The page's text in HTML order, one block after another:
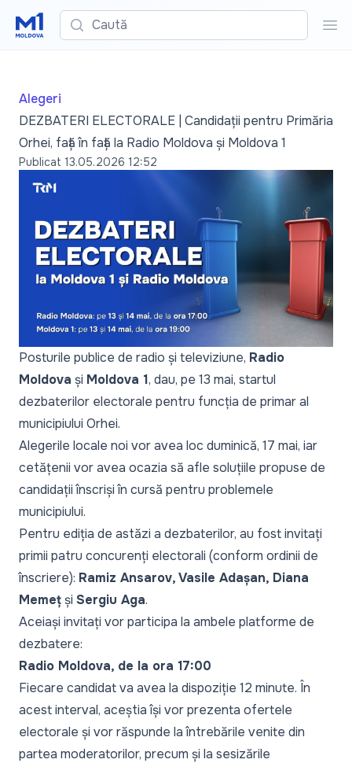
Caută
Alegeri
DEZBATERI ELECTORALE | Candidații pentru Primăria
Orhei, față în față la Radio Moldova și Moldova 1
Publicat 13.05.2026 12:52
Posturile publice de radio și televiziune, Radio
Moldova și Moldova 1, dau, pe 13 mai, startul
dezbaterilor electorale pentru funcția de primar al
municipiului Orhei.
Alegerile locale noi vor avea loc duminică, 17 mai, iar
cetățenii vor avea ocazia să afle soluțiile propuse de
candidații înscriși în cursă pentru problemele
municipiului.
Pentru ediția de astăzi a dezbaterilor, au fost invitați
primii patru concurenți electorali (conform ordinii de
înscriere): Ramiz Ansarov, Vasile Adașan, Diana
Memeț și Sergiu Aga.
Aceiași invitați vor participa la ambele platforme de
dezbatere:
Radio Moldova, de la ora 17:00
Fiecare candidat va avea la dispoziție 12 minute. În
acest interval, aceștia își vor prezenta ofertele
electorale și vor răspunde la întrebările venite din
partea moderatorilor, precum și la sesizările